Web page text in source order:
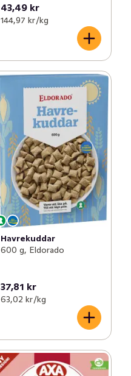
43,49 kr
144,97 kr /kg
Havrekuddar
600 g, Eldorado
37,81 kr
63,02 kr /kg